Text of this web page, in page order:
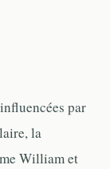
par
la
William et